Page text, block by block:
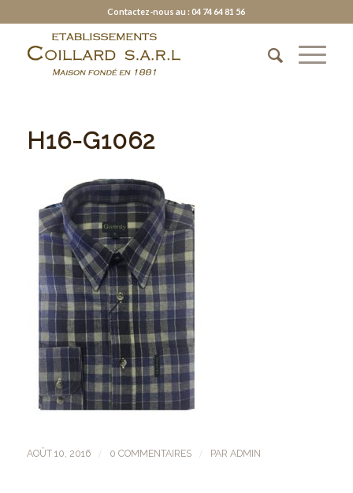
Contactez-nous au : 04 74 64 81 56
H16-G1062
AOÛT 10, 2016 / 0 COMMENTAIRES / PAR ADMIN